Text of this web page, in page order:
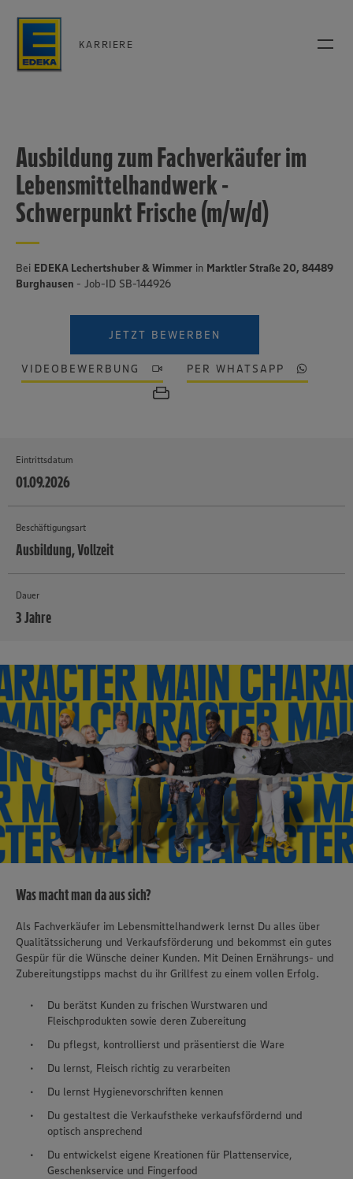
KARRIERE
Ausbildung zum Fachverkäufer im
Lebensmittelhandwerk -
Schwerpunkt Frische (m/w/d)
Bei EDEKA Lechertshuber & Wimmer in Marktler Straße 20, 84489
Burghausen - Job-ID SB-144926
JETZT BEWERBEN
VIDEOBEWERBUNG PER WHATSAPP
Eintrittsdatum
01.09.2026
Beschäftigungsart
Ausbildung, Vollzeit
Dauer
3 Jahre
Was macht man da aus sich?
Als Fachverkäufer im Lebensmittelhandwerk lernst Du alles über
Qualitätssicherung und Verkaufsförderung und bekommst ein gutes
Gespür für die Wünsche deiner Kunden. Mit Deinen Ernährungs- und
Zubereitungstipps machst du ihr Grillfest zu einem vollen Erfolg.
Du berätst Kunden zu frischen Wurstwaren und
Fleischprodukten sowie deren Zubereitung
Du pflegst, kontrollierst und präsentierst die Ware
Du lernst, Fleisch richtig zu verarbeiten
Du lernst Hygienevorschriften kennen
Du gestaltest die Verkaufstheke verkaufsfördernd und
optisch ansprechend
Du entwickelst eigene Kreationen für Plattenservice,
Geschenkservice und Fingerfood